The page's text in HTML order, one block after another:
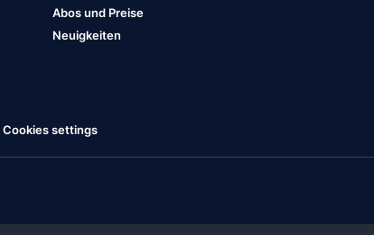
Abos und Preise
Neuigkeiten
Cookies settings